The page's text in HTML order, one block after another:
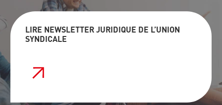
LIRE NEWSLETTER JURIDIQUE DE L’UNION
SYNDICALE